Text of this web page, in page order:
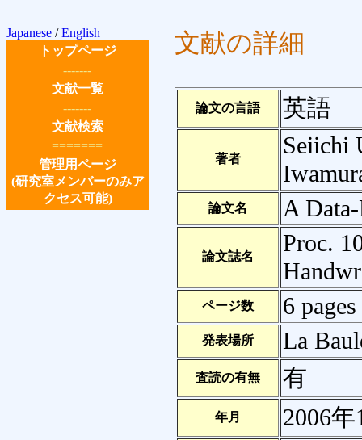
Japanese /English
トップページ
-------
文献一覧
-------
文献検索
=======
管理用ページ
(研究室メンバーのみア
クセス可能)
文献の詳細
論文の言語 英語
著者
Seiichi
論文名 A
論文誌名
Proc.
ページ数 6 pages
発表場所 La
査読の有無 有
年月 2006